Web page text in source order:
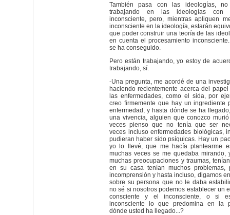
También pasa con las ideologías, no
trabajando en las ideologías con
inconsciente, pero, mientras apliquen
inconsciente en la ideología, estarán
que poder construir una teoría de las
en cuenta el procesamiento
se ha conseguido.
Pero están trabajando, yo estoy de
trabajando, sí.
-Una pregunta, me acordé de una
haciendo recientemente acerca del
las enfermedades, como el sida, por
creo firmemente que hay un ingrediente
enfermedad, y hasta dónde se ha
una vivencia, alguien que conozco
veces pienso que no tenía que ser
veces incluso enfermedades biológicas,
pudieran haber sido psíquicas. Hay un
yo lo llevé, que me hacía plantearme
muchas veces se me quedaba mirando,
muchas preocupaciones y traumas,
en su casa tenían muchos problemas,
incomprensión y hasta incluso, digamos
sobre su persona que no le daba
no sé si nosotros podemos establecer un
consciente y el inconsciente, o si
inconsciente lo que predomina en la
dónde usted ha llegado...?